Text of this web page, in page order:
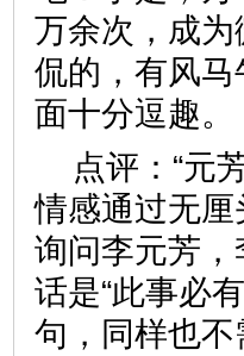
万余次，成
侃的，有风
面十分逗
点评：“元
情感通过无
询问李元芳
话是“此事必
句，同样也